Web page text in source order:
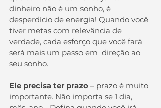
dinheiro não é um sonho, é
desperdício de energia! Quando você
tiver metas com relevância de
verdade, cada esforço que você fará
será mais um passo em  direção ao
seu sonho.
Ele precisa ter prazo – prazo é muito
importante. Não importa se 1 dia,